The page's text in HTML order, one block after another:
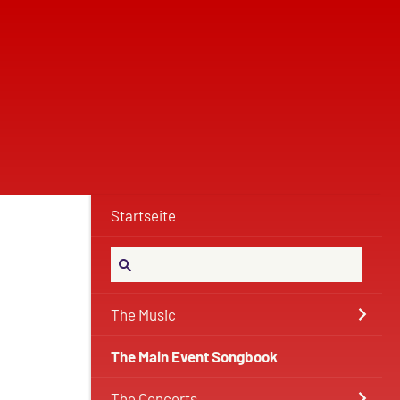
Startseite
The Music
The Main Event Songbook